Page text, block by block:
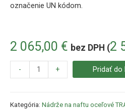
2 065,00 € bez DPH (2
označenie UN kódom.
- + Pridať do
Kategória: Nádrže na naftu oceľové